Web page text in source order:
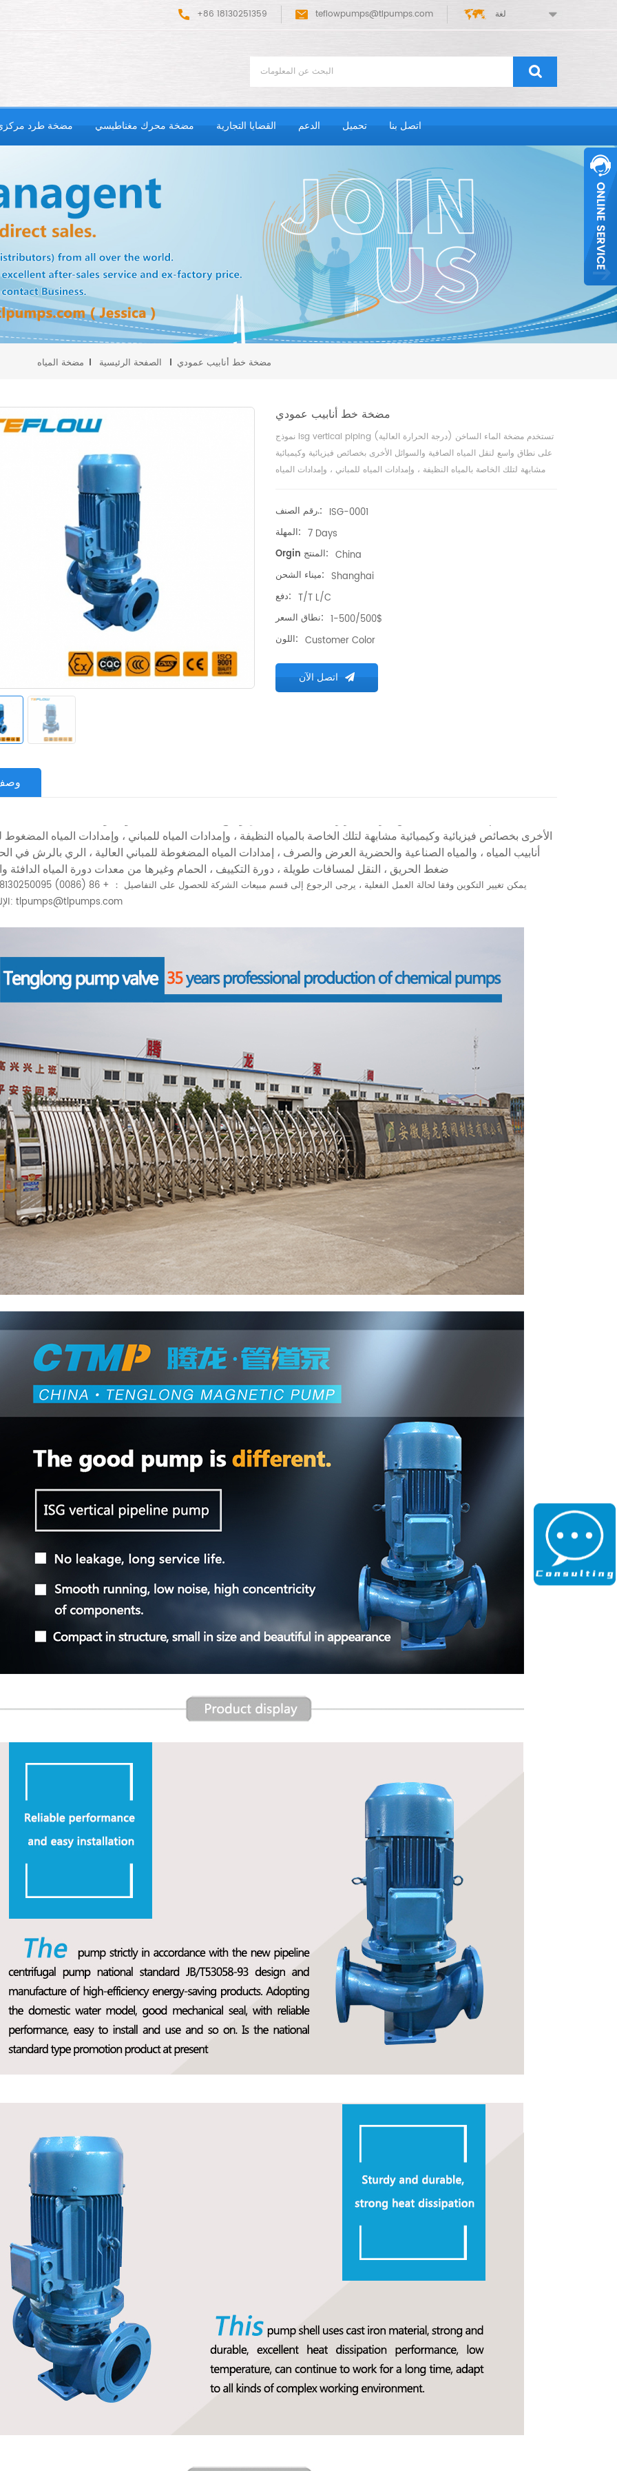
لغة +86 18130251359 teflowpumps@tlpumps.com
مضخة طرد مضخة محرك مغناطيسي القضايا التجارية الدعم تحميل اتصل بنا
الصفحة الرئيسية مضخة المياه مضخة خط أنابيب عمودي
مضخة خط أنابيب عمودي
نموذج isg vertical piping تستخدم مضخة الماء الساخن (درجة الحرارة العالية)
على نطاق واسع لنقل المياه الصافية والسوائل الأخرى بخصائص فيزيائية وكيميائية
مشابهة لتلك الخاصة بالمياه النظيفة ، وإمدادات المياه للمباني ، وإمدادات المياه
الحريق ، النقل لمسافات طويلة ، دورة التكييف ، الحمام وغيرها من معدات دورة
رقم الصنف.: ISG-0001
المهلة: 7 Days
Orgin المنتج: China
ميناء الشحن: Shanghai
دفع: T/T L/C
نطاق السعر: 1-500/500$
اللون: Customer Color
اتصل الآن
الأخرى بخصائص فيزيائية وكيميائية مشابهة لتلك الخاصة بالمياه النظيفة ، وإمدادات المياه للمباني ، وإمدادات المياه
أنابيب المياه ، والمياه الصناعية والحضرية العرض والصرف ، إمدادات المياه المضغوطة للمباني العالية ، الري بالرش في
الإلكتروني: tlpumps@tlpumps.com